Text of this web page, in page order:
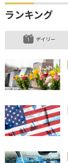
ランキング
デイリー